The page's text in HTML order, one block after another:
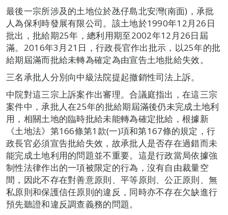
最後一宗所涉及的土地位於氹仔島北安灣(南面)，承批
人為保利時發展有限公司。該土地於1990年12月26日
批出，批給期25年，總利用期至2002年12月26日屆
滿。2016年3月21日，行政長官作出批示，以25年的批
給期屆滿而批給未轉為確定為由宣告土地批給失效。
三名承批人分別向中級法院提起撤銷性司法上訴。
中院對這三宗上訴案作出審理。合議庭指出，在這三宗
案件中，承批人在25年的批給期屆滿後仍未完成土地利
用，相關土地的臨時批給未能轉為確定批給，根據新
《土地法》第166條第1款(一)項和第167條的規定，行
政長官必須宣告批給失效，故承批人是否存在過錯而未
能完成土地利用的問題並不重要。這是行政當局依據強
制性法律作出的一項被限定的行為，沒有自由裁量空
間，因此不存在對善意原則、平等原則、公正原則、無
私原則和保護信任原則的違反，同時亦不存在欠缺進行
預先聽證和違反調查義務的問題。